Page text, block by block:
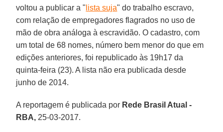
voltou a publicar a " lista suja" do trabalho escravo,
com relação de empregadores flagrados no uso de
mão de obra análoga à escravidão. O cadastro, com
um total de 68 nomes, número bem menor do que em
edições anteriores, foi republicado às 19h17 da
quinta-feira (23). A lista não era publicada desde
junho de 2014.
A reportagem é publicada por Rede Brasil Atual -
RBA, 25-03-2017.